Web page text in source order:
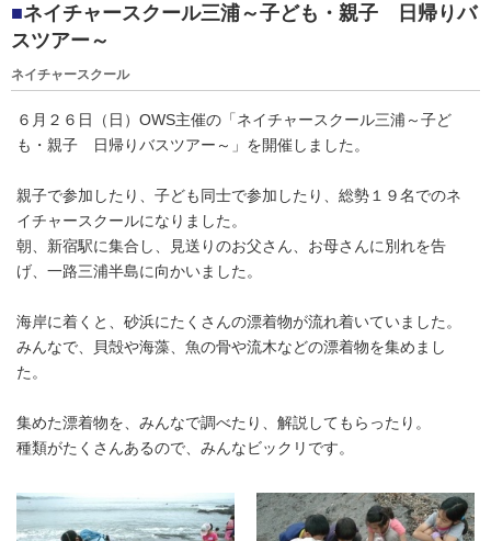
■ネイチャースクール三浦～子ども・親子 日帰りバ
スツアー～
ネイチャースクール
６月２６日（日）OWS主催の「ネイチャースクール三浦～子ど
も・親子 日帰りバスツアー～」を開催しました。
親子で参加したり、子ども同士で参加したり、総勢１９名でのネ
イチャースクールになりました。
朝、新宿駅に集合し、見送りのお父さん、お母さんに別れを告
げ、一路三浦半島に向かいました。
海岸に着くと、砂浜にたくさんの漂着物が流れ着いていました。
みんなで、貝殻や海藻、魚の骨や流木などの漂着物を集めまし
た。
集めた漂着物を、みんなで調べたり、解説してもらったり。
種類がたくさんあるので、みんなビックリです。